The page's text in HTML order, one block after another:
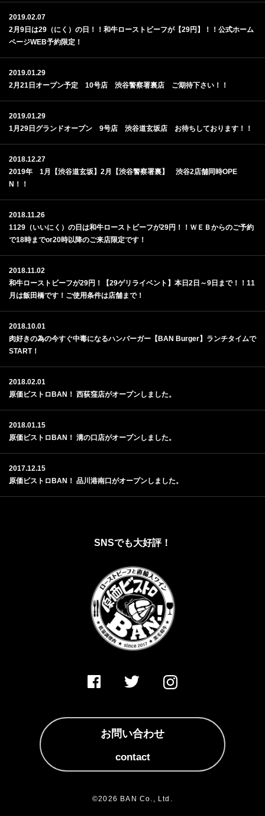
2019.02.07
2月9日は29（にく）の日！！和牛ローストビーフが【29円】！！公式ホーム
ページWEB予約限定！
2019.01.29
2月21日オープン予定 10号店 渋谷警察署裏店 ご期待下さい！！
2019.01.29
1月29日グランドオープン 9号店 渋谷道玄坂店 お待ちしております！！
2018.12.27
2019年 1月【渋谷道玄坂】2月【渋谷警察署裏】 渋谷2店舗同時OPE
N！！
2018.11.26
1129（いいにく）の日は和牛ローストビーフが29円！！ＷＥＢからのご予約
で18時までor20時以降のご来店限定です！
2018.11.02
和牛ローストビーフが29円！【29ゲリライベント】本日2日～9日まで！！11
月は飯田橋です！ご使用条件は店舗まで！
2018.10.01
肉好きの為の今すぐ中毒になるハンバーガー【BAN Burger】ランチタイムで
START！
2018.02.01
原価ビストロBAN！ 西荻窪店がオープンしました。
2018.01.15
原価ビストロBAN！ 溝の口店がオープンしました。
2017.12.15
原価ビストロBAN！ 品川港南口がオープンしました。
SNSでも大好評！
お問い合わせ
contact
©2026 BAN Co., Ltd.